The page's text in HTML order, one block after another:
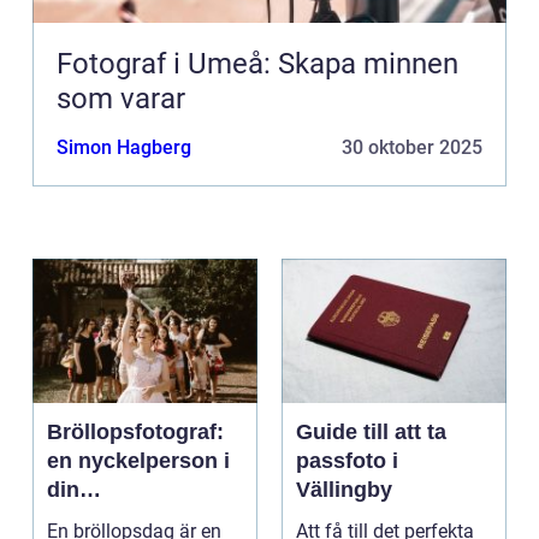
Fotograf i Umeå: Skapa minnen
som varar
Simon Hagberg 30 oktober 2025
Bröllopsfotograf:
en nyckelperson i
din
bröllopsberättelse
En bröllopsdag är en
Guide till att ta
passfoto i
Vällingby
Att få till det perfekta